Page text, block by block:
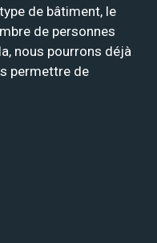
de bâtiment, le
de personnes
nous pourrons déjà
permettre de